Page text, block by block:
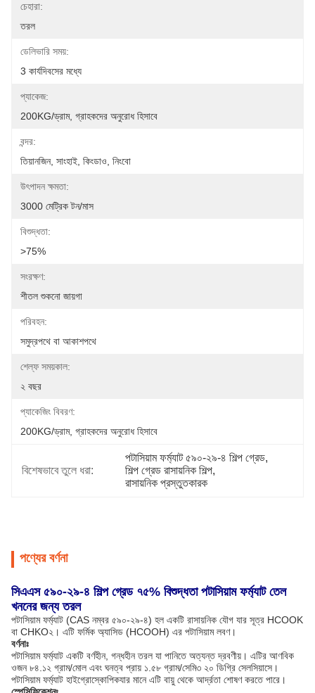
চেহারা:
তরল
ডেলিভারি সময়:
3 কার্যদিবসের মধ্যে
প্যাকেজ:
200KG/ড্রাম, গ্রাহকদের অনুরোধ হিসাবে
বন্দর:
তিয়ানজিন, সাংহাই, কিংডাও, নিংবো
উৎপাদন ক্ষমতা:
3000 মেট্রিক টন/মাস
বিশুদ্ধতা:
>75%
সংরক্ষণ:
শীতল শুকনো জায়গা
পরিবহন:
সমুদ্রপথে বা আকাশপথে
শেল্ফ সময়কাল:
২ বছর
প্যাকেজিং বিবরণ:
200KG/ড্রাম, গ্রাহকদের অনুরোধ হিসাবে
বিশেষভাবে তুলে ধরা:
পটাসিয়াম ফর্ম্যাট ৫৯০-২৯-৪ শিল্প গ্রেড,
শিল্প গ্রেড রাসায়নিক শিল্প,
রাসায়নিক প্রস্তুতকারক
পণ্যের বর্ণনা
সিএএস ৫৯০-২৯-৪ শিল্প গ্রেড ৭৫% বিশুদ্ধতা পটাসিয়াম ফর্ম্যাট তেল
খননের জন্য তরল
পটাসিয়াম ফর্ম্যাট (CAS নম্বর ৫৯০-২৯-৪) হল একটি রাসায়নিক যৌগ যার সূত্র HCOOK
বা CHKO২। এটি ফর্মিক অ্যাসিড (HCOOH) এর পটাসিয়াম লবণ।
বর্ণনাঃ
পটাসিয়াম ফর্ম্যাট একটি বর্ণহীন, গন্ধহীন তরল যা পানিতে অত্যন্ত দ্রবণীয়। এটির আণবিক
ওজন ৮৪.১২ গ্রাম/মোল এবং ঘনত্ব প্রায় ১.৫৮ গ্রাম/সেমি৩ ২০ ডিগ্রি সেলসিয়াসে।
পটাসিয়াম ফর্ম্যাট হাইগ্রোস্কোপিকযার মানে এটি বায়ু থেকে আর্দ্রতা শোষণ করতে পারে।